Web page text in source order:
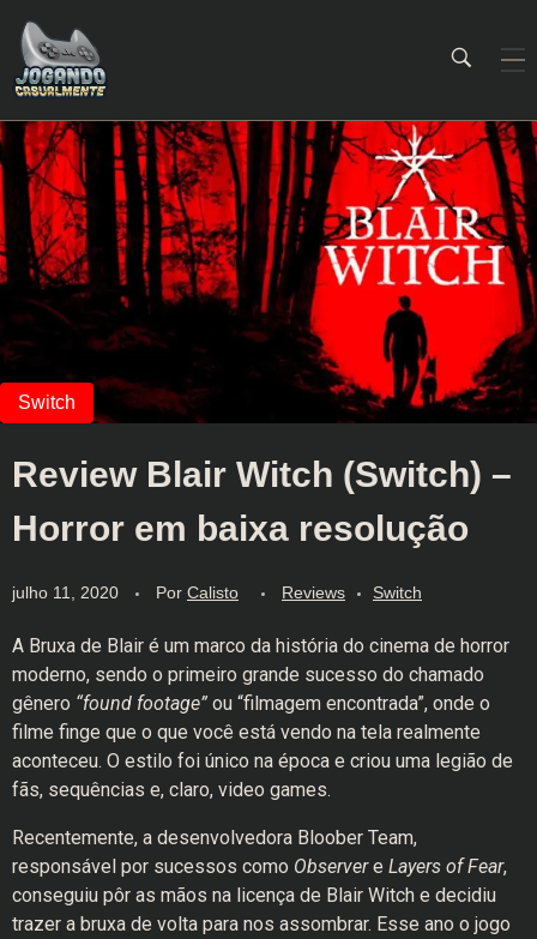
Jogando Casualmente
Conteúdo family friendly sobre games! Desde 2019 analisando jogos.
Review Blair Witch (Switch) –
Horror em baixa resolução
julho 11, 2020 Por Calisto Reviews Switch
A Bruxa de Blair é um marco da história do cinema de horror
moderno, sendo o primeiro grande sucesso do chamado
gênero “found footage” ou “filmagem encontrada”, onde o
filme finge que o que você está vendo na tela realmente
aconteceu. O estilo foi único na época e criou uma legião de
fãs, sequências e, claro, video games.
Recentemente, a desenvolvedora Bloober Team,
responsável por sucessos como Observere Layers of Fear,
conseguiu pôr as mãos na licença de Blair Witch e decidiu
trazer a bruxa de volta para nos assombrar. Esse ano o jogo